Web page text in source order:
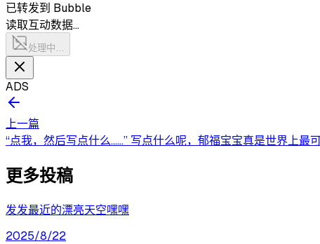
已转发到 Bubble
读取互动数据…
处理中…
ADS
上一篇
“点我，然后写点什么……” 写点什么呢，郁福宝宝真是世界上
更多投稿
发发最近的漂亮天空嘿嘿
2025/8/22